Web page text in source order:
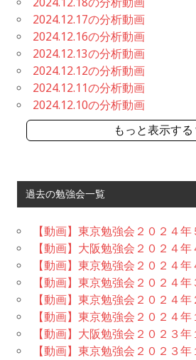
2024.12.17の分析動画
2024.12.16の分析動画
2024.12.13の分析動画
2024.12.12の分析動画
2024.12.11の分析動画
2024.12.10の分析動画
もっと表示す
過去の勉強会一覧
【動画】東京勉強会２０２４年
【動画】大阪勉強会２０２４年
【動画】東京勉強会２０２４年
【動画】東京勉強会２０２４年
【動画】東京勉強会２０２４年
【動画】東京勉強会２０２４年
【動画】大阪勉強会２０２３年
【動画】東京勉強会２０２３年